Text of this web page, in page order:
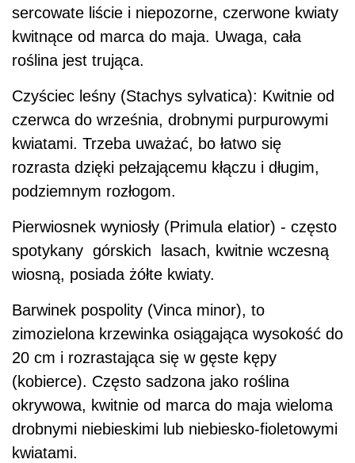
sercowate liście i niepozorne, czerwone kwiaty
kwitnące od marca do maja. Uwaga, cała
roślina jest trująca.
Czyściec leśny (Stachys sylvatica): Kwitnie od
czerwca do września, drobnymi purpurowymi
kwiatami. Trzeba uważać, bo łatwo się
rozrasta dzięki pełzającemu kłączu i długim,
podziemnym rozłogom.
Pierwiosnek wyniosły (Primula elatior) - często
spotykany górskich lasach, kwitnie wczesną
wiosną, posiada żółte kwiaty.
Barwinek pospolity (Vinca minor), to
zimozielona krzewinka osiągająca wysokość do
20 cm i rozrastająca się w gęste kępy
(kobierce). Często sadzona jako roślina
okrywowa, kwitnie od marca do maja wieloma
drobnymi niebieskimi lub niebiesko-fioletowymi
kwiatami.